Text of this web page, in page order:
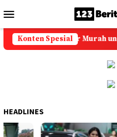
ke
kontenMobile
Konten Spesial
Solusi Ongkir Murah
HEADLINES